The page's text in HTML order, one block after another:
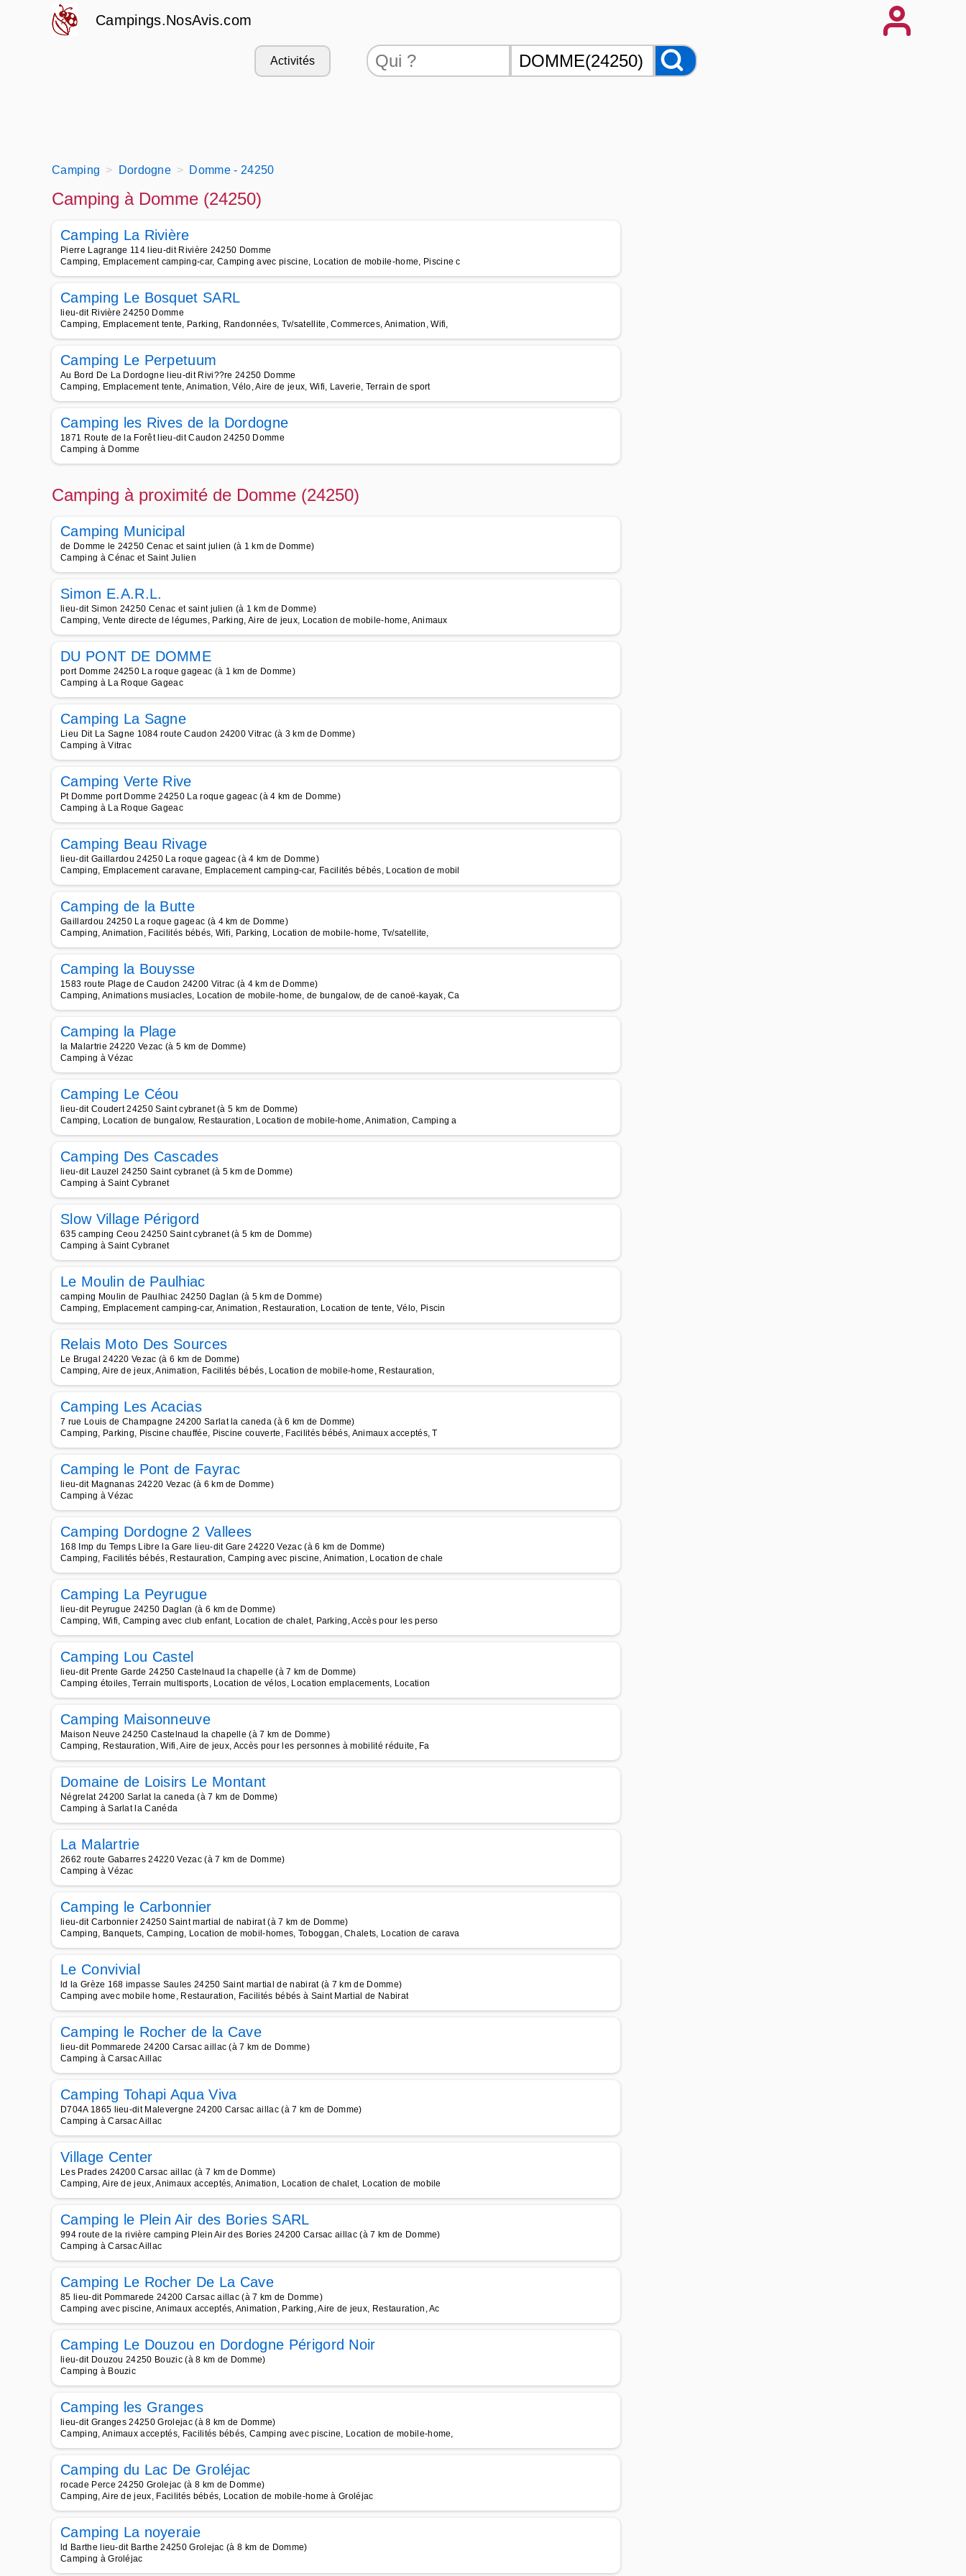
Campings.NosAvis.com
Activités
Camping Dordogne Domme - 24250
Camping à Domme (24250)
Camping La Rivière
Pierre Lagrange 114 lieu-dit Rivière 24250 Domme
Camping, Emplacement camping-car, Camping avec piscine, Location de mobile-home, Piscine c
Camping Le Bosquet SARL
lieu-dit Rivière 24250 Domme
Camping, Emplacement tente, Parking, Randonnées, Tv/satellite, Commerces, Animation, Wifi,
Camping Le Perpetuum
Au Bord De La Dordogne lieu-dit Rivi??re 24250 Domme
Camping, Emplacement tente, Animation, Vélo, Aire de jeux, Wifi, Laverie, Terrain de sport
Camping les Rives de la Dordogne
1871 Route de la Forêt lieu-dit Caudon 24250 Domme
Camping à Domme
Camping à proximité de Domme (24250)
Camping Municipal
de Domme le 24250 Cenac et saint julien (à 1 km de Domme)
Camping à Cénac et Saint Julien
Simon E.A.R.L.
lieu-dit Simon 24250 Cenac et saint julien (à 1 km de Domme)
Camping, Vente directe de légumes, Parking, Aire de jeux, Location de mobile-home, Animaux
DU PONT DE DOMME
port Domme 24250 La roque gageac (à 1 km de Domme)
Camping à La Roque Gageac
Camping La Sagne
Lieu Dit La Sagne 1084 route Caudon 24200 Vitrac (à 3 km de Domme)
Camping à Vitrac
Camping Verte Rive
Pt Domme port Domme 24250 La roque gageac (à 4 km de Domme)
Camping à La Roque Gageac
Camping Beau Rivage
lieu-dit Gaillardou 24250 La roque gageac (à 4 km de Domme)
Camping, Emplacement caravane, Emplacement camping-car, Facilités bébés, Location de mobil
Camping de la Butte
Gaillardou 24250 La roque gageac (à 4 km de Domme)
Camping, Animation, Facilités bébés, Wifi, Parking, Location de mobile-home, Tv/satellite,
Camping la Bouysse
1583 route Plage de Caudon 24200 Vitrac (à 4 km de Domme)
Camping, Animations musiacles, Location de mobile-home, de bungalow, de de canoë-kayak, Ca
Camping la Plage
la Malartrie 24220 Vezac (à 5 km de Domme)
Camping à Vézac
Camping Le Céou
lieu-dit Coudert 24250 Saint cybranet (à 5 km de Domme)
Camping, Location de bungalow, Restauration, Location de mobile-home, Animation, Camping a
Camping Des Cascades
lieu-dit Lauzel 24250 Saint cybranet (à 5 km de Domme)
Camping à Saint Cybranet
Slow Village Périgord
635 camping Ceou 24250 Saint cybranet (à 5 km de Domme)
Camping à Saint Cybranet
Le Moulin de Paulhiac
camping Moulin de Paulhiac 24250 Daglan (à 5 km de Domme)
Camping, Emplacement camping-car, Animation, Restauration, Location de tente, Vélo, Piscin
Relais Moto Des Sources
Le Brugal 24220 Vezac (à 6 km de Domme)
Camping, Aire de jeux, Animation, Facilités bébés, Location de mobile-home, Restauration,
Camping Les Acacias
7 rue Louis de Champagne 24200 Sarlat la caneda (à 6 km de Domme)
Camping, Parking, Piscine chauffée, Piscine couverte, Facilités bébés, Animaux acceptés, T
Camping le Pont de Fayrac
lieu-dit Magnanas 24220 Vezac (à 6 km de Domme)
Camping à Vézac
Camping Dordogne 2 Vallees
168 Imp du Temps Libre la Gare lieu-dit Gare 24220 Vezac (à 6 km de Domme)
Camping, Facilités bébés, Restauration, Camping avec piscine, Animation, Location de chale
Camping La Peyrugue
lieu-dit Peyrugue 24250 Daglan (à 6 km de Domme)
Camping, Wifi, Camping avec club enfant, Location de chalet, Parking, Accès pour les perso
Camping Lou Castel
lieu-dit Prente Garde 24250 Castelnaud la chapelle (à 7 km de Domme)
Camping étoiles, Terrain multisports, Location de vélos, Location emplacements, Location
Camping Maisonneuve
Maison Neuve 24250 Castelnaud la chapelle (à 7 km de Domme)
Camping, Restauration, Wifi, Aire de jeux, Accès pour les personnes à mobilité réduite, Fa
Domaine de Loisirs Le Montant
Négrelat 24200 Sarlat la caneda (à 7 km de Domme)
Camping à Sarlat la Canéda
La Malartrie
2662 route Gabarres 24220 Vezac (à 7 km de Domme)
Camping à Vézac
Camping le Carbonnier
lieu-dit Carbonnier 24250 Saint martial de nabirat (à 7 km de Domme)
Camping, Banquets, Camping, Location de mobil-homes, Toboggan, Chalets, Location de carava
Le Convivial
ld la Grèze 168 impasse Saules 24250 Saint martial de nabirat (à 7 km de Domme)
Camping avec mobile home, Restauration, Facilités bébés à Saint Martial de Nabirat
Camping le Rocher de la Cave
lieu-dit Pommarede 24200 Carsac aillac (à 7 km de Domme)
Camping à Carsac Aillac
Camping Tohapi Aqua Viva
D704A 1865 lieu-dit Malevergne 24200 Carsac aillac (à 7 km de Domme)
Camping à Carsac Aillac
Village Center
Les Prades 24200 Carsac aillac (à 7 km de Domme)
Camping, Aire de jeux, Animaux acceptés, Animation, Location de chalet, Location de mobile
Camping le Plein Air des Bories SARL
994 route de la rivière camping Plein Air des Bories 24200 Carsac aillac (à 7 km de Domme)
Camping à Carsac Aillac
Camping Le Rocher De La Cave
85 lieu-dit Pommarede 24200 Carsac aillac (à 7 km de Domme)
Camping avec piscine, Animaux acceptés, Animation, Parking, Aire de jeux, Restauration, Ac
Camping Le Douzou en Dordogne Périgord Noir
lieu-dit Douzou 24250 Bouzic (à 8 km de Domme)
Camping à Bouzic
Camping les Granges
lieu-dit Granges 24250 Grolejac (à 8 km de Domme)
Camping, Animaux acceptés, Facilités bébés, Camping avec piscine, Location de mobile-home,
Camping du Lac De Groléjac
rocade Perce 24250 Grolejac (à 8 km de Domme)
Camping, Aire de jeux, Facilités bébés, Location de mobile-home à Groléjac
Camping La noyeraie
ld Barthe lieu-dit Barthe 24250 Grolejac (à 8 km de Domme)
Camping à Groléjac